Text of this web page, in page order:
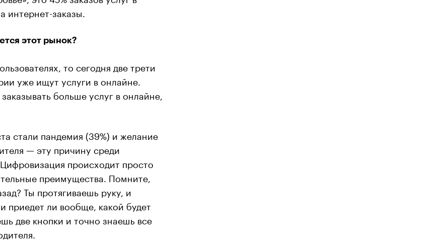
интернет-заказы.
этот рынок?
то сегодня две трети
уже ищут услуги в онлайне.
больше услуг в онлайне,
стали пандемия (39%) и желание
— эту причину среди
происходит просто
преимущества. Помните,
Ты протягиваешь руку, и
приедет ли вообще, какой будет
две кнопки и точно знаешь все